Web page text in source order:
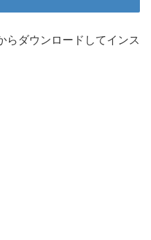
らダウンロードしてインス